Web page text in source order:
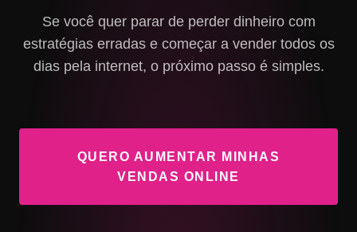
Se você quer parar de perder dinheiro com
estratégias erradas e começar a vender todos os
dias pela internet, o próximo passo é simples.
QUERO AUMENTAR MINHAS
VENDAS ONLINE